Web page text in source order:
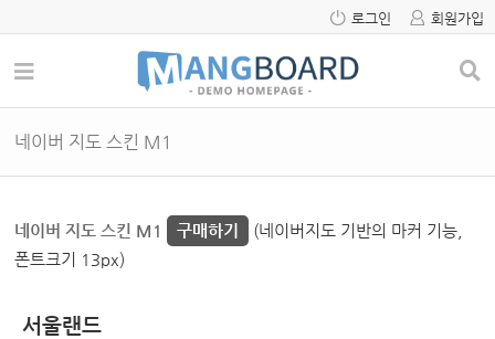
로그인 회원가입
네이버 지도 스킨 M1
네이버 지도 스킨 M1 구매하기
(네이버지도 기반의 마커 기능,
폰트크기 13px)
서울랜드